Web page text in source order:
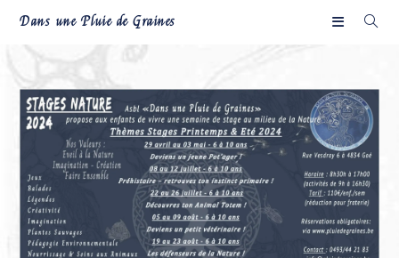
Skip
content
Dans une Pluie de Graines